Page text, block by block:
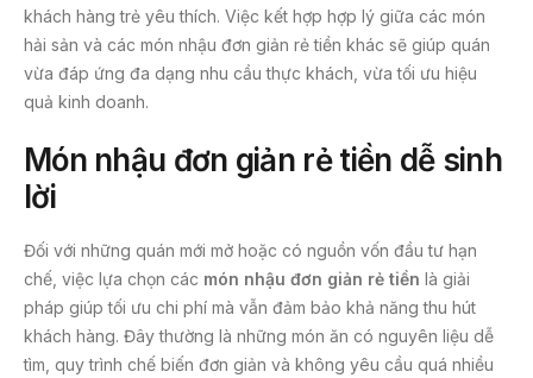
khách hàng trẻ yêu thích. Việc kết hợp hợp lý giữa các món
hải sản và các món nhậu đơn giản rẻ tiền khác sẽ giúp quán
vừa đáp ứng đa dạng nhu cầu thực khách, vừa tối ưu hiệu
quả kinh doanh.
Món nhậu đơn giản rẻ tiền dễ sinh
lời
Đối với những quán mới mở hoặc có nguồn vốn đầu tư hạn
chế, việc lựa chọn các món nhậu đơn giản rẻ tiền là giải
pháp giúp tối ưu chi phí mà vẫn đảm bảo khả năng thu hút
khách hàng. Đây thường là những món ăn có nguyên liệu dễ
tìm, quy trình chế biến đơn giản và không yêu cầu quá nhiều